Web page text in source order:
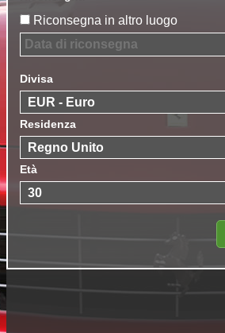
Riconsegna in altro luogo
Divisa
Residenza
Età